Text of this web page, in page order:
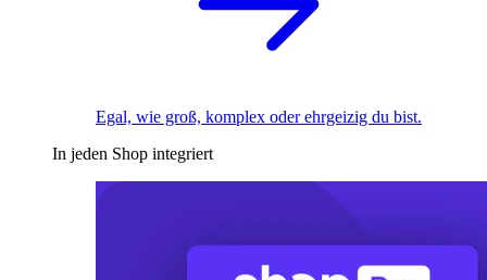
Egal, wie groß, komplex oder ehrgeizig du bist.
In jeden Shop integriert